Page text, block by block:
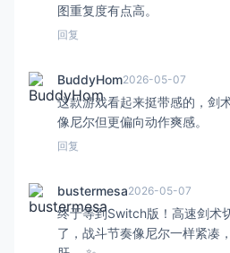
图重复度有点高。
回复
BuddyHom2026-05-07
这款游戏看起来挺带感的，剑
像尼尔但更偏向动作爽感。
回复
bustermesa2026-05-07
终于等到Switch版！高速剑术
了，战斗节奏像尼尔一样紧凑